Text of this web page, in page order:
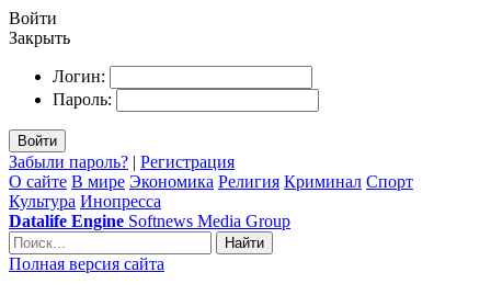
Войти
Закрыть
Логин:
Пароль:
Войти
Забыли пароль? | Регистрация
О сайте В мире Экономика Религия Криминал Спорт
Культура Инопресса
Datalife Engine Softnews Media Group
Найти
Полная версия сайта